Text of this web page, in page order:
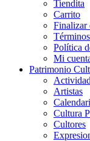
Tiendita
Carrito
Finalizar
Política
Mi
Patrimonio
Artistas
Cultura
Cultores